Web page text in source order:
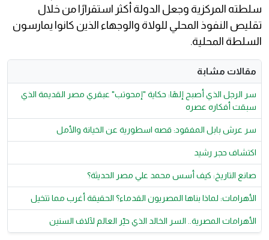
سلطته المركزية وجعل الدولة أكثر استقرارًا من خلال
تقليص النفوذ المحلي للولاة والوجهاء الذين كانوا يمارسون
السلطة المحلية.
مقالات مشابة
سر الرجل الذي أصبح إلهًا: حكاية "إمحوتب" عبقري مصر القديمة الذي
سبقت أفكاره عصره
سر عرش بابل المفقود: قصه اسطورية عن الخيانة والأمل
اكتشاف حجر رشيد
صانع التاريخ: كيف أسس محمد علي مصر الحديثة؟
الأهرامات: لماذا بناها المصريون القدماء؟ الحقيقة أغرب مما تتخيل
الأهرامات المصرية.. السر الخالد الذي حيّر العالم لآلاف السنين